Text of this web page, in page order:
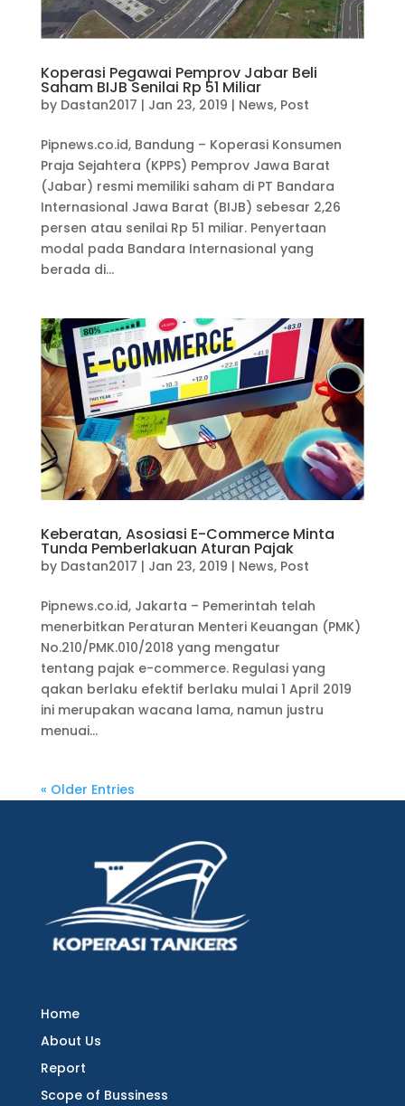
Koperasi Pegawai Pemprov Jabar Beli
Saham BIJB Senilai Rp 51 Miliar
by Dastan2017 | Jan 23, 2019 | News, Post
Pipnews.co.id, Bandung – Koperasi Konsumen
Praja Sejahtera (KPPS) Pemprov Jawa Barat
(Jabar) resmi memiliki saham di PT Bandara
Internasional Jawa Barat (BIJB) sebesar 2,26
persen atau senilai Rp 51 miliar. Penyertaan
modal pada Bandara Internasional yang
berada di...
Keberatan, Asosiasi E-Commerce Minta
Tunda Pemberlakuan Aturan Pajak
by Dastan2017 | Jan 23, 2019 | News, Post
Pipnews.co.id, Jakarta – Pemerintah telah
menerbitkan Peraturan Menteri Keuangan (PMK)
No.210/PMK.010/2018 yang mengatur
tentang pajak e-commerce. Regulasi yang
qakan berlaku efektif berlaku mulai 1 April 2019
ini merupakan wacana lama, namun justru
menuai...
« Older Entries
Home
About Us
Report
Scope of Bussiness